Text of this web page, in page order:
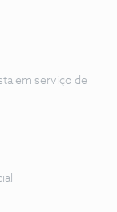
em serviço de